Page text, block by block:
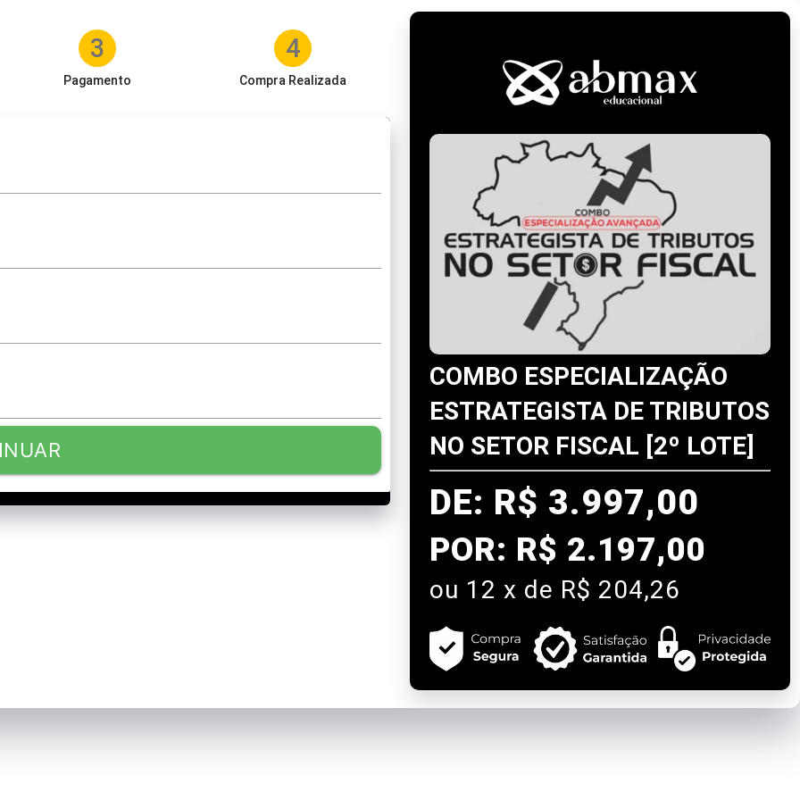
3
Pagamento
4
Compra Realizada
COMBO ESPECIALIZAÇÃO
ESTRATEGISTA DE TRIBUTOS
NO SETOR FISCAL [2º LOTE]
DE: R$ 3.997,00
POR: R$ 2.197,00
ou 12 x de R$ 204,26